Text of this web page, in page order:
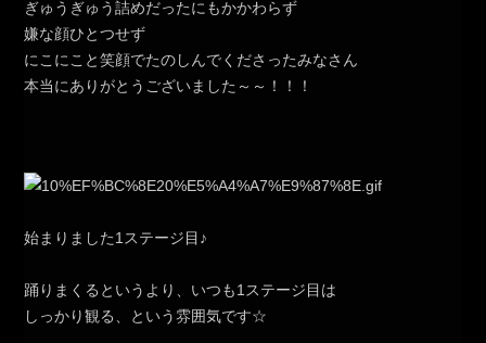
ぎゅうぎゅう詰めだったにもかかわらず
嫌な顔ひとつせず
にこにこと笑顔でたのしんでくださったみなさん
本当にありがとうございました～～！！！
始まりました1ステージ目♪
踊りまくるというより、いつも1ステージ目は
しっかり観る、という雰囲気です☆